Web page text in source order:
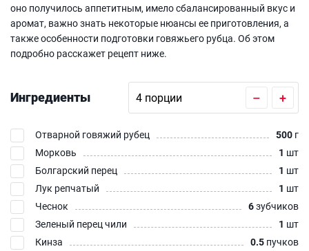
оно получилось аппетитным, имело сбалансированный вкус и
аромат, важно знать некоторые нюансы ее приготовления, а
также особенности подготовки говяжьего рубца. Об этом
подробно расскажет рецепт ниже.
Ингредиенты – +
Отварной говяжий рубец 500 г
Морковь
1 шт
Болгарский перец
1 шт
Лук репчатый
1 шт
Чеснок
6зубчиков
Зеленый перец чили
1 шт
Кинза
0.5 пучков